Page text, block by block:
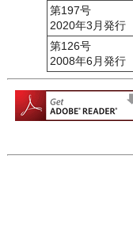
第197号
2020年3月発行
第126号
2008年6月発行